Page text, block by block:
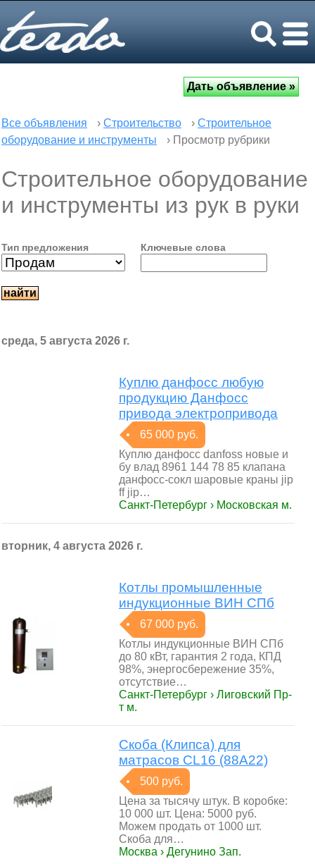
Все объявления › Строительство › Строительное
оборудование и инструменты
› Просмотр рубрики
Строительное оборудование
и инструменты из рук в руки
Тип предложения Ключевые слова
среда, 5 августа 2026 г.
Куплю данфосс любую
продукцию Данфосс
привода электропривода
65 000 руб.
Куплю данфосс danfoss новые и
бу влад 8961 144 78 85 клапана
данфосс-сокл шаровые краны jip
ff jip…
Санкт-Петербург › Московская м.
вторник, 4 августа 2026 г.
Котлы промышленные
индукционные ВИН СПб
67 000 руб.
Котлы индукционные ВИН СПб
до 80 кВт, гарантия 2 года, КПД
98%, энергосбережение 35%,
отсутствие…
Санкт-Петербург › Лиговский Пр-
т м.
Скоба (Клипса) для
матрасов CL16 (88A22)
500 руб.
Цена за тысячу штук. В коробке:
10 000 шт. Цена: 5000 руб.
Можем продать от 1000 шт.
Скоба для…
Москва › Дегунино Зап.